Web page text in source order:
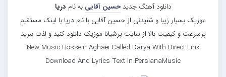
دانلود آهنگ جدیدحسین آقایی به نام دریا
موزیک بسیار زیبا و شنیدنی از حسین آقایی با نام دریا با لینک مستقیم
پرسرعت و کیفیت بالا از سایت پرشیانا موزیک دانلود کنید و لذت ببرید
New Music Hossein Aghaei Called Darya With Direct Link
Download And Lyrics Text In PersianaMusic